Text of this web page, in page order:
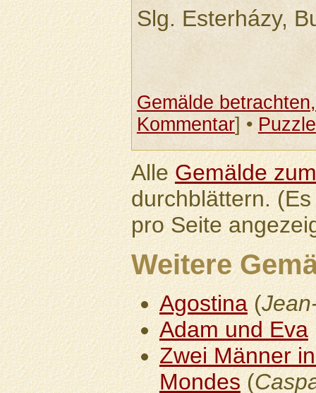
Slg. Esterházy,
Gemälde
Kommentar] •Puzzle
AlleGemälde
durchblättern.
pro Seite
Weitere
Agostina(
Adam und Eva
Zwei Männer
Mondes(